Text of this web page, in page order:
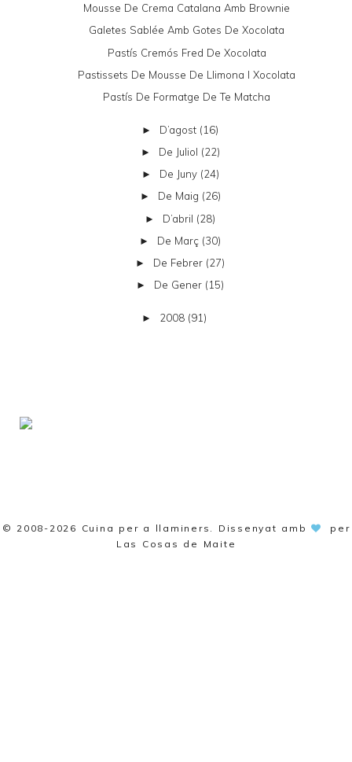
Mousse De Crema Catalana Amb Brownie
Galetes Sablée Amb Gotes De Xocolata
Pastís Cremós Fred De Xocolata
Pastissets De Mousse De Llimona I Xocolata
Pastís De Formatge De Te Matcha
► D’agost (16)
► De Juliol (22)
► De Juny (24)
► De Maig (26)
► D’abril (28)
► De Març (30)
► De Febrer (27)
► De Gener (15)
► 2008 (91)
© 2008-2026 Cuina per a llaminers . Dissenyat amb
per
Las Cosas de Maite